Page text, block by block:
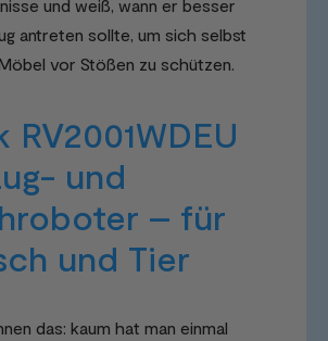
und weiß, wann er besser
antreten sollte, um sich selbst
vor Stößen zu schützen.
RV2001WDEU
und
– für
und Tier
das: kaum hat man einmal